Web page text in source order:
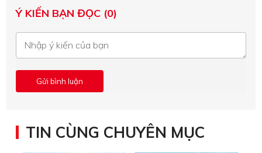
Ý KIẾN BẠN ĐỌC (0)
TIN CÙNG CHUYÊN MỤC